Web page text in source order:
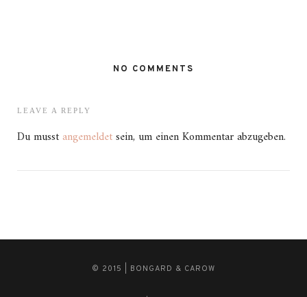
NO COMMENTS
LEAVE A REPLY
Du musst angemeldetsein, um einen Kommentar abzugeben.
© 2015 | BONGARD & CAROW